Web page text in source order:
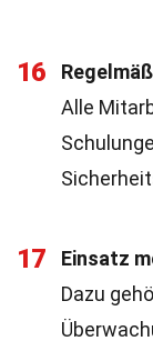
16
Alle
17 Einsatz
Dazu